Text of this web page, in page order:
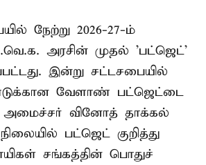
நேற்று 2026-27-ம்
அரசின் முதல் 'பட்ஜெட்'
இன்று சட்டசபையில்
வேளாண் பட்ஜெட்டை
வினோத் தாக்கல்
பட்ஜெட் குறித்து
சங்கத்தின் பொதுச்